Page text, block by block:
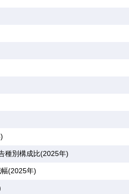
種別構成比(2025年)
(2025年)